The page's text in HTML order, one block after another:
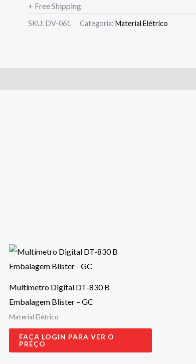
+ Free Shipping
SKU: DV-061 Categoria: Material Elétrico
Multímetro Digital DT-830 B
Embalagem Blister – GC
Material Elétrico
FAÇA LOGIN PARA VER O
PREÇO